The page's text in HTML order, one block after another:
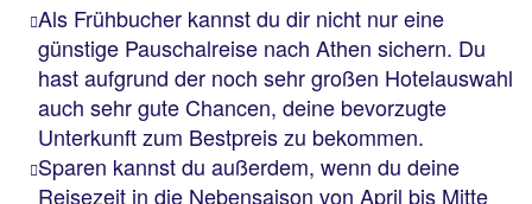
Als Frühbucher kannst du dir nicht nur eine
günstige Pauschalreise nach Athen sichern. Du
hast aufgrund der noch sehr großen Hotelauswahl
auch sehr gute Chancen, deine bevorzugte
Unterkunft zum Bestpreis zu bekommen.
Sparen kannst du außerdem, wenn du deine
Reisezeit in die Nebensaison von April bis Mitte